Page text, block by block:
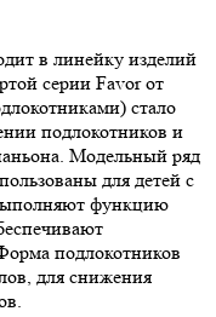
в линейку изделий
серии Favor от
стало
подлокотников и
Модельный ряд
для детей с
функцию
подлокотников
для снижения